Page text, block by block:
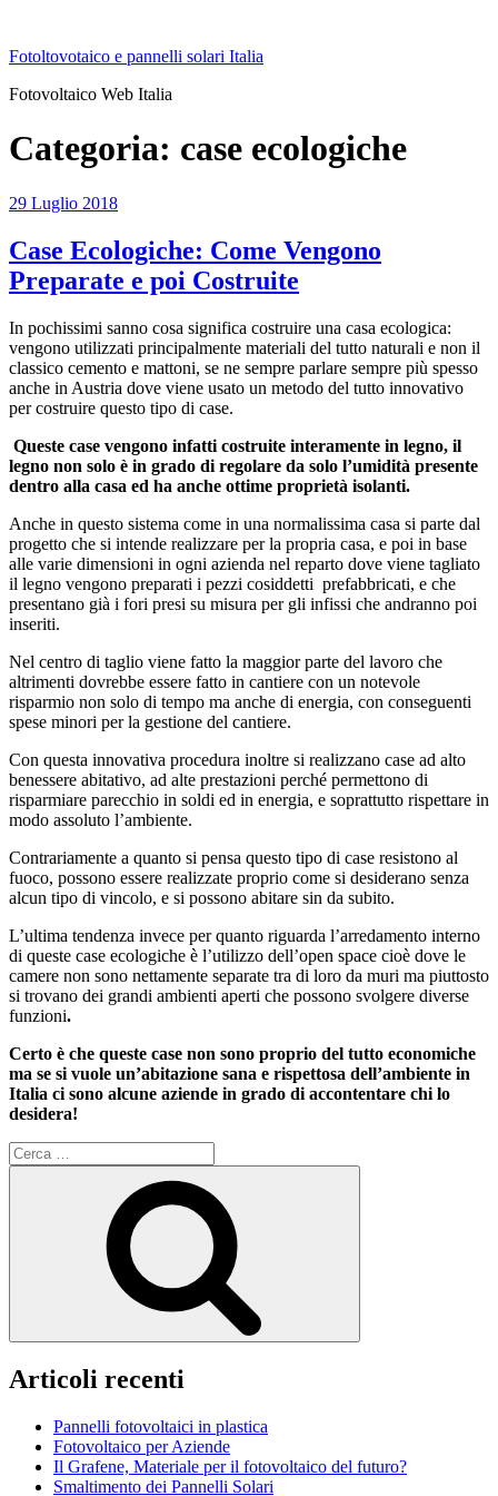
contenuto
Fotoltovotaico e pannelli solari Italia
Fotovoltaico Web Italia
Categoria: case ecologiche
Pubblicato
29 Luglio 2018
Case Ecologiche: Come Vengono
Preparate e poi Costruite
In pochissimi sanno cosa significa costruire una casa ecologica:
vengono utilizzati principalmente materiali del tutto naturali e non il
classico cemento e mattoni, se ne sempre parlare sempre più spesso
anche in Austria dove viene usato un metodo del tutto innovativo
per costruire questo tipo di case.
Queste case vengono infatti costruite interamente in legno, il
legno non solo è in grado di regolare da solo l’umidità presente
dentro alla casa ed ha anche ottime proprietà isolanti.
Anche in questo sistema come in una normalissima casa si parte dal
progetto che si intende realizzare per la propria casa, e poi in base
alle varie dimensioni in ogni azienda nel reparto dove viene tagliato
il legno vengono preparati i pezzi cosiddetti prefabbricati, e che
presentano già i fori presi su misura per gli infissi che andranno poi
inseriti.
Nel centro di taglio viene fatto la maggior parte del lavoro che
altrimenti dovrebbe essere fatto in cantiere con un notevole
risparmio non solo di tempo ma anche di energia, con conseguenti
spese minori per la gestione del cantiere.
Con questa innovativa procedura inoltre si realizzano case ad alto
benessere abitativo, ad alte prestazioni perché permettono di
risparmiare parecchio in soldi ed in energia, e soprattutto rispettare in
modo assoluto l’ambiente.
Contrariamente a quanto si pensa questo tipo di case resistono al
fuoco, possono essere realizzate proprio come si desiderano senza
alcun tipo di vincolo, e si possono abitare sin da subito.
L’ultima tendenza invece per quanto riguarda l’arredamento interno
di queste case ecologiche è l’utilizzo dell’open space cioè dove le
camere non sono nettamente separate tra di loro da muri ma piuttosto
si trovano dei grandi ambienti aperti che possono svolgere diverse
funzioni.
Certo è che queste case non sono proprio del tutto economiche
ma se si vuole un’abitazione sana e rispettosa dell’ambiente in
Italia ci sono alcune aziende in grado di accontentare chi lo
desidera!
Cerca:
Articoli recenti
Pannelli fotovoltaici in plastica
Fotovoltaico per Aziende
Il Grafene, Materiale per il fotovoltaico del futuro?
Smaltimento dei Pannelli Solari